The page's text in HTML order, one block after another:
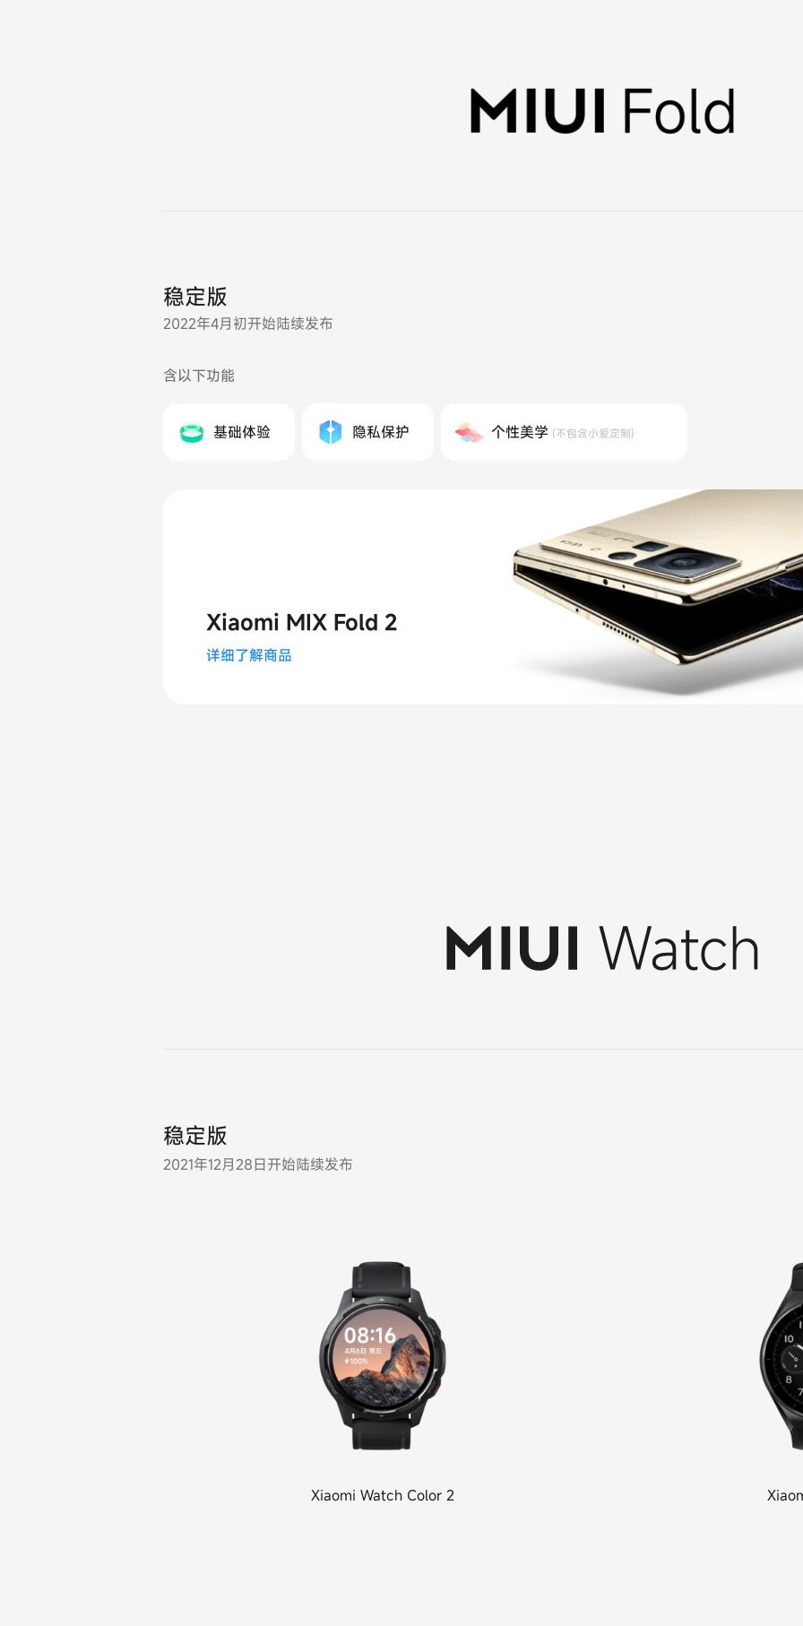
稳定版
2022年4月初开始陆续发布
含以下功能
基础体验 隐私保护 个性美学 (不包含小爱定制)
Xiaomi MIX Fold 2
详细了解商品
稳定版
2021年12月28日开始陆续发布
Xiaomi Watch Color 2